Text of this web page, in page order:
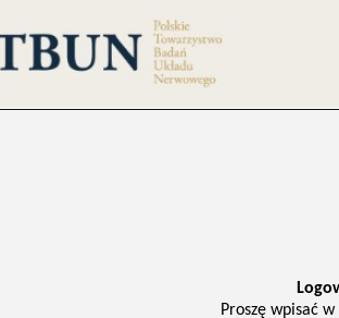
Proszę wpisać